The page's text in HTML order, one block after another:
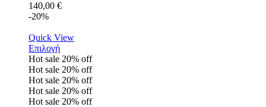
140,00 €
-20%
Quick View
Επιλογή
Hot sale 20% off
Hot sale 20% off
Hot sale 20% off
Hot sale 20% off
Hot sale 20% off